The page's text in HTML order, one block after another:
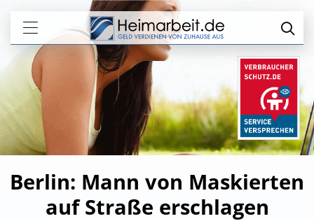
Berlin: Mann von Maskierten
auf Straße erschlagen